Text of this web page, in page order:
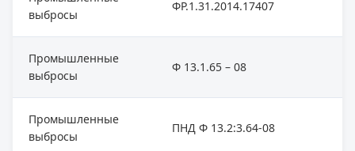
выбросы
ФР.1.31.2014.17407
Промышленные
выбросы
Ф 13.1.65 – 08
Промышленные
выбросы
ПНД Ф 13.2:3.64-08